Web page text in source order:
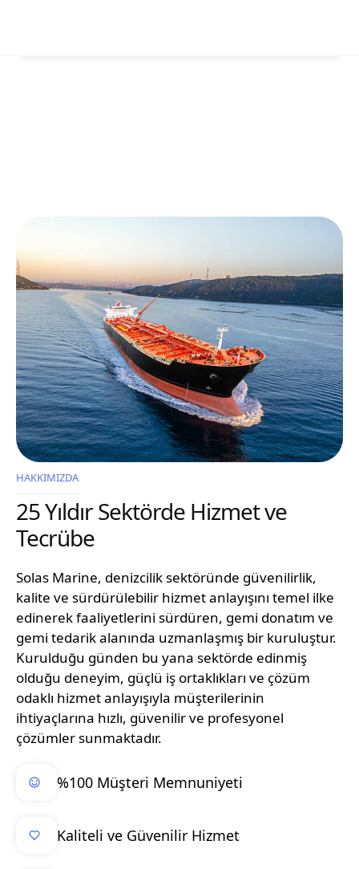
HAKKIMIZDA
25 Yıldır Sektörde Hizmet ve
Tecrübe
Solas Marine, denizcilik sektöründe güvenilirlik,
kalite ve sürdürülebilir hizmet anlayışını temel ilke
edinerek faaliyetlerini sürdüren, gemi donatım ve
gemi tedarik alanında uzmanlaşmış bir kuruluştur.
Kurulduğu günden bu yana sektörde edinmiş
olduğu deneyim, güçlü iş ortaklıkları ve çözüm
odaklı hizmet anlayışıyla müşterilerinin
ihtiyaçlarına hızlı, güvenilir ve profesyonel
çözümler sunmaktadır.
%100 Müşteri Memnuniyeti
Kaliteli ve Güvenilir Hizmet